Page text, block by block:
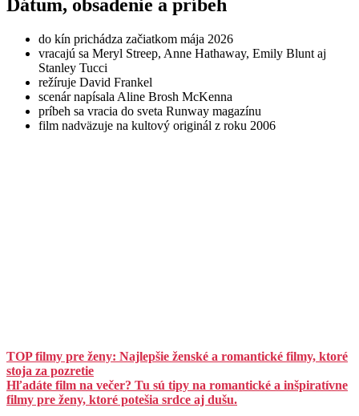
Dátum, obsadenie a príbeh
do kín prichádza začiatkom mája 2026
vracajú sa Meryl Streep, Anne Hathaway, Emily Blunt aj
Stanley Tucci
režíruje David Frankel
scenár napísala Aline Brosh McKenna
príbeh sa vracia do sveta Runway magazínu
film nadväzuje na kultový originál z roku 2006
TOP filmy pre ženy: Najlepšie ženské a romantické filmy, ktoré
stoja za pozretie
Hľadáte film na večer? Tu sú tipy na romantické a inšpiratívne
filmy pre ženy, ktoré potešia srdce aj dušu.